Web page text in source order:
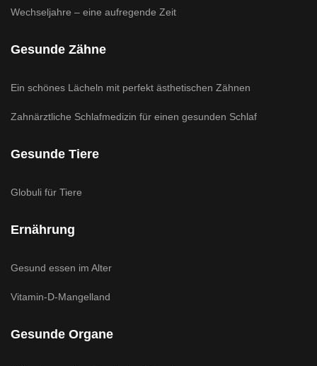
Wechseljahre – eine aufregende Zeit
Gesunde Zähne
Ein schönes Lächeln mit perfekt ästhetischen Zähnen
Zahnärztliche Schlafmedizin für einen gesunden Schlaf
Gesunde Tiere
Globuli für Tiere
Ernährung
Gesund essen im Alter
Vitamin-D-Mangelland
Gesunde Organe